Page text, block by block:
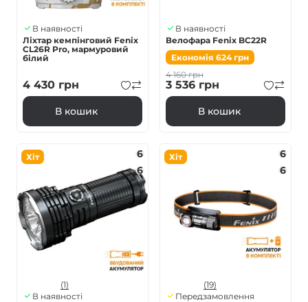
В наявності
Ліхтар кемпінговий Fenix
CL26R Pro, мармуровий
білий
4 430 грн
В кошик
В наявності
Велофара Fenix BC22R
Економія 624грн
4 160грн
3 536 грн
В кошик
Хіт
6
6
(1)
В наявності
Хіт
6
6
(19)
Передзамовлення